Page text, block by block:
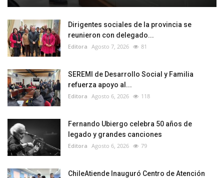
Dirigentes sociales de la provincia se
reunieron con delegado...
Editora Agosto 7, 2026 81
SEREMI de Desarrollo Social y Familia
refuerza apoyo al...
Editora Agosto 6, 2026 118
Fernando Ubiergo celebra 50 años de
legado y grandes canciones
Editora Agosto 6, 2026 79
ChileAtiende Inauguró Centro de Atención